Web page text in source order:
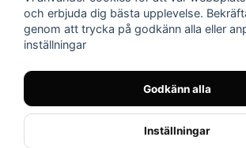
© Nilssons MC - Allt för dig & din
Instagram Facebook
och erbjuda dig bästa upplevelse.
genom att trycka på godkänn alla eller
inställningar
Godkänn alla
Inställningar